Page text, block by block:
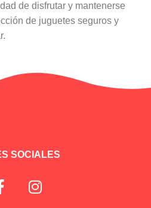
de disfrutar y mantenerse
de juguetes seguros y
SOCIALES